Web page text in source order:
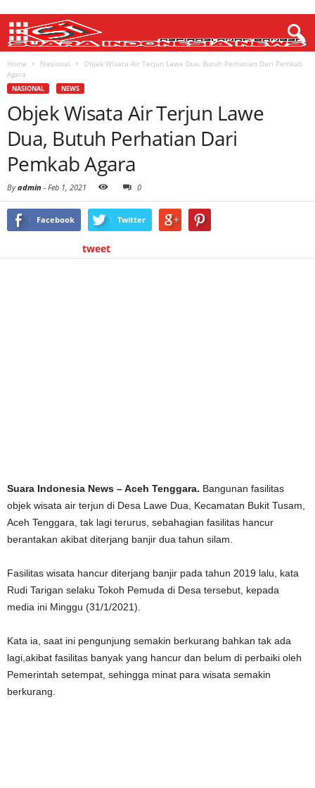
Home Nasional
Objek Wisata Air Terjun Lawe Dua, Butuh Perhatian Dari Pemkab
Agara
NASIONAL NEWS
Objek Wisata Air Terjun Lawe
Dua, Butuh Perhatian Dari
Pemkab Agara
Byadmin - Feb 1, 2021 0
Facebook Twitter
tweet
Suara Indonesia News – Aceh Tenggara. Bangunan fasilitas
objek wisata air terjun di Desa Lawe Dua, Kecamatan Bukit Tusam,
Aceh Tenggara, tak lagi terurus, sebahagian fasilitas hancur
berantakan akibat diterjang banjir dua tahun silam.
Fasilitas wisata hancur diterjang banjir pada tahun 2019 lalu, kata
Rudi Tarigan selaku Tokoh Pemuda di Desa tersebut, kepada
media ini Minggu (31/1/2021).
Kata ia, saat ini pengunjung semakin berkurang bahkan tak ada
lagi,akibat fasilitas banyak yang hancur dan belum di perbaiki oleh
Pemerintah setempat, sehingga minat para wisata semakin
berkurang.